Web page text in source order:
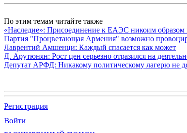
По этим темам читайте также
«Наследие»: Присоединение к ЕАЭС никоим
Партия "Процветающая Армения" возможно
Лаврентий Амшенци: Каждый спасается как может
Д. Арутюнян: Рост цен серьезно отразился на
Депутат АРФД: Никакому политическому лагерю не
Регистрация
Войти